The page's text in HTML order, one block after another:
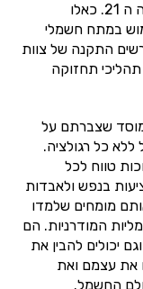
מאפשרים את תנאי המגורים ההולמים במאה ה 21. כאלו
במתח חשמלי
התקנה של צוות
תחזוקה
שצברתם על
כל רגולציה.
טווח לכל
בנפש ולאבדות
מומחים שלמדו
המודרניות. הם
יכולים להבין את
את עצמם ואת
החשמל.